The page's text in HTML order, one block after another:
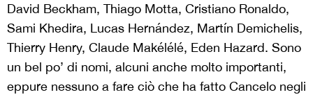
David Beckham, Thiago Motta, Cristiano Ronaldo,
Sami Khedira, Lucas Hernández, Martín Demichelis,
Thierry Henry, Claude Makélélé, Eden Hazard. Sono
un bel po’ di nomi, alcuni anche molto importanti,
eppure nessuno a fare ciò che ha fatto Cancelo negli